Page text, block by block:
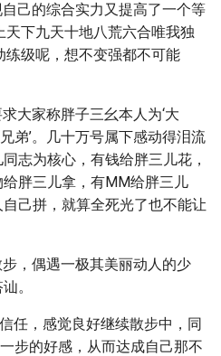
己的综合实力又提高了一个等
天下九天十地八荒六合唯我独
练级呢，想不变强都不可能
大家称胖子三幺本人为‘大
兄弟’。几十万号属下感动得泪流
志为核心，有钱给胖三儿花，
胖三儿拿，有MM给胖三儿
己拼，就算全死光了也不能让
，偶遇一极其美丽动人的少
。
任，感觉良好继续散步中，同
步的好感，从而达成自己那不